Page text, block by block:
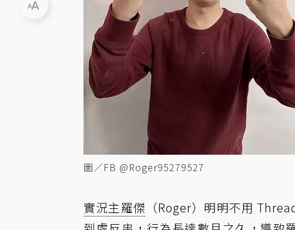
圖／FB @Roger95279527
實況主羅傑 （Roger）明明不用